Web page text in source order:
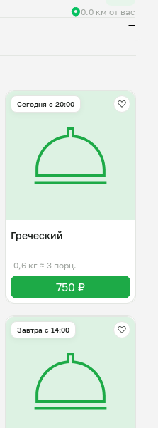
0.0 км от вас
—
Сегодня с 20:00
Греческий
0,6 кг ≈ 3 порц.
750 ₽
Завтра c 14:00